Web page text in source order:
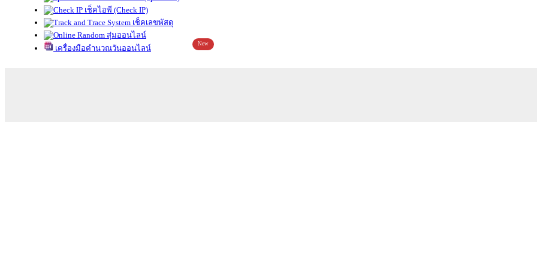
เช็คไอพี (Check IP)
เช็คเลขพัสดุ
สุ่มออนไลน์
เครื่องมือคำนวณวันออนไลน์
New